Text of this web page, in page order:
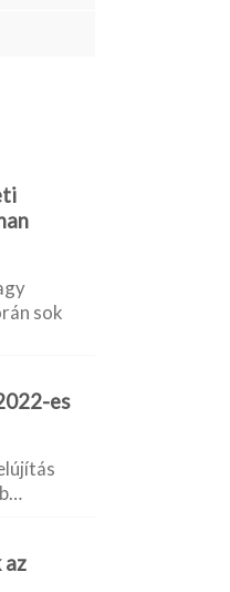
sok
es
az